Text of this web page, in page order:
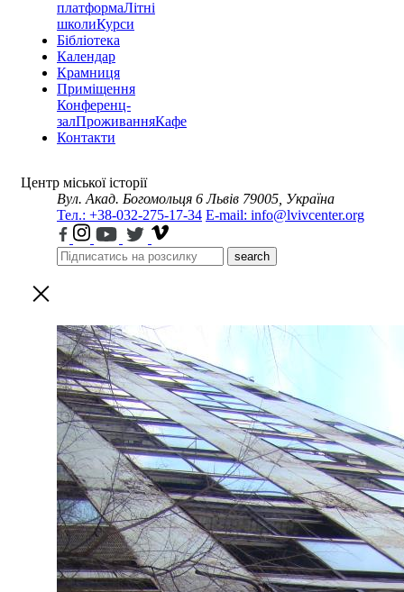
платформаЛітні
школиКурси
Бібліотека
Календар
Крамниця
Приміщення
Конференц-
залПроживанняКафе
Контакти
Центр міської історії
Вул. Акад. Богомольця 6 Львів 79005, Україна
Тел.: +38-032-275-17-34 E-mail: info@lvivcenter.org
search